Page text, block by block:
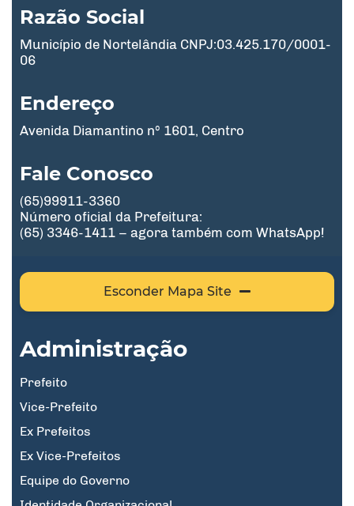
Razão Social
Município de Nortelândia CNPJ:03.425.170/0001-
06
Endereço
Avenida Diamantino nº 1601, Centro
Fale Conosco
(65)99911-3360
Número oficial da Prefeitura:
(65) 3346-1411 – agora também com WhatsApp!
Esconder Mapa Site
Administração
Prefeito
Vice-Prefeito
Ex Prefeitos
Ex Vice-Prefeitos
Equipe do Governo